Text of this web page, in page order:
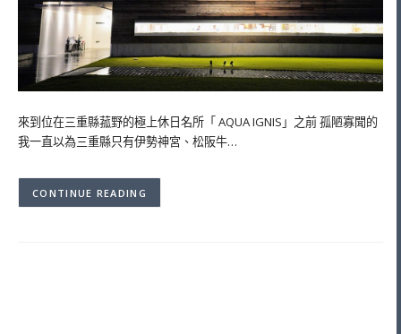
來到位在三重縣菰野的極上休日名所「 AQUA IGNIS」之前 孤陋寡聞的
我一直以為三重縣只有伊勢神宮、松阪牛…
CONTINUE READING